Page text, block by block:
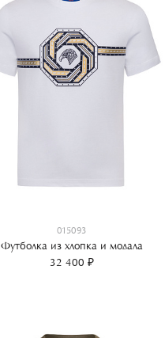
015093
Футболка из хлопка и модала
32 400 ₽